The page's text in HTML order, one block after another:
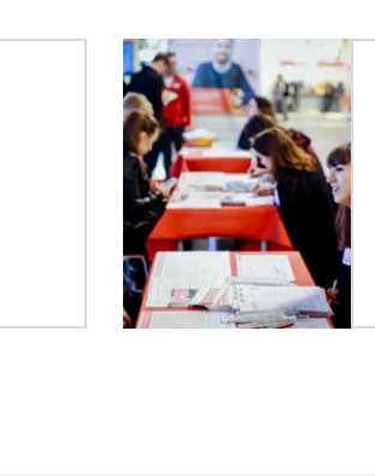
przesuń palcem, aby zobaczyć